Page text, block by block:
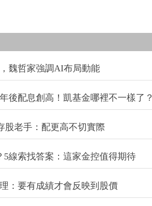
魏哲家強調AI布局動能
後配息創高！凱基金哪裡不一樣了？
股老手：配更高不切實際
線索找答案：這家金控值得期待
：要有成績才會反映到股價